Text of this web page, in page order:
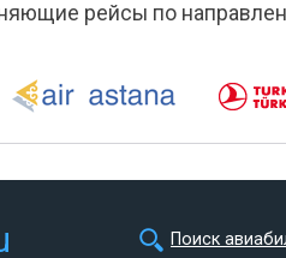
рейсы по
Поиск